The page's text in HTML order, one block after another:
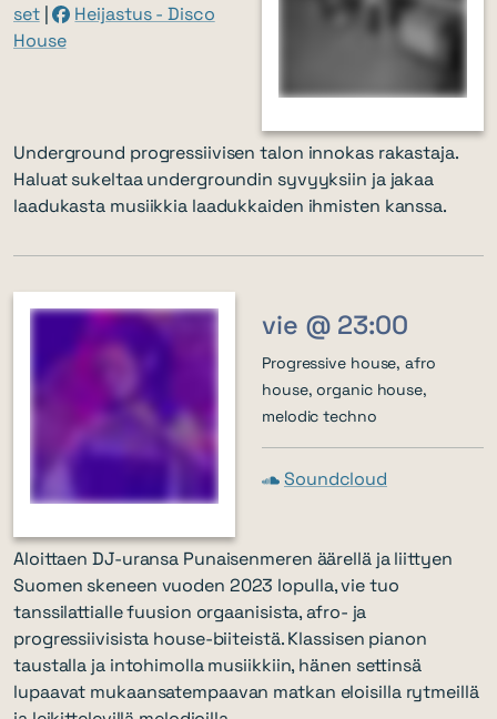
set |
Heijastus - Disco
House
Underground progressiivisen talon innokas rakastaja.
Haluat sukeltaa undergroundin syvyyksiin ja jakaa
laadukasta musiikkia laadukkaiden ihmisten kanssa.
vie @ 23:00
Progressive house, afro
house, organic house,
melodic techno
Soundcloud
Aloittaen DJ-uransa Punaisenmeren äärellä ja liittyen
Suomen skeneen vuoden 2023 lopulla, vie tuo
tanssilattialle fuusion orgaanisista, afro- ja
progressiivisista house-biiteistä. Klassisen pianon
taustalla ja intohimolla musiikkiin, hänen settinsä
lupaavat mukaansatempaavan matkan eloisilla rytmeillä